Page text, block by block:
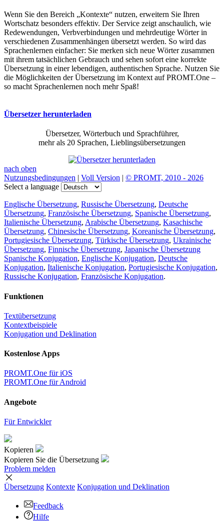
Wenn Sie den Bereich „Kontexte“ nutzen, erweitern Sie Ihren
Wortschatz besonders effektiv. Der Service zeigt anschaulich, wie
Redewendungen, Verbverbindungen und mehrdeutige Wörter in
verschiedenen Zusammenhängen übersetzt werden. So wird das
Sprachenlernen einfacher: Sie merken sich neue Wörter zusammen
mit ihrem tatsächlichen Gebrauch und sehen sofort eine korrekte
Übersetzung in einer lebendigen, authentischen Sprache. Nutzen Sie
die Möglichkeiten der Übersetzung im Kontext auf PROMT.One –
so macht Sprachenlernen noch mehr Spaß!
Übersetzer herunterladen
Übersetzer, Wörterbuch und Sprachführer,
mehr als 20 Sprachen, Lieblingsübersetzungen
nach oben
Nutzungsbedingungen | Voll Version | © PROMT, 2010 - 2026
Select a language
Englische Übersetzung, Russische Übersetzung, Deutsche
Übersetzung, Französische Übersetzung, Spanische Übersetzung,
Italienische Übersetzung, Arabische Übersetzung, Kasachische
Übersetzung, Chinesische Übersetzung, Koreanische Übersetzung,
Portugiesische Übersetzung, Türkische Übersetzung, Ukrainische
Übersetzung, Finnische Übersetzung, Japanische Übersetzung
Spanische Konjugation, Englische Konjugation, Deutsche
Konjugation, Italienische Konjugation, Portugiesische Konjugation,
Russische Konjugation, Französische Konjugation.
Funktionen
Textübersetzung
Kontextbeispiele
Konjugation und Deklination
Kostenlose Apps
PROMT.One für iOS
PROMT.One für Android
Angebote
Für Entwickler
Kopieren
Kopieren Sie die Übersetzung
Problem melden
Übersetzung Kontexte Konjugation und Deklination
Feedback
Hilfe